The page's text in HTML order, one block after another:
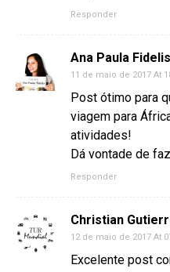
Responder
Ana Paula Fidelis
11 de maio de 2017 At
Post ótimo para
viagem para
atividades!
Dá vontade de
Responder
Christian
12 de maio de 2017 At
Excelente post